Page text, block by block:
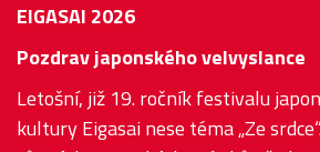
EIGASAI 2026
Pozdrav japonského velvyslance
Letošní, již 19. ročník festivalu
kultury Eigasai nese téma „Ze